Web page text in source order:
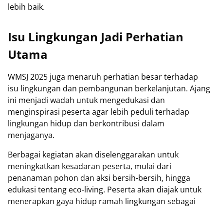
lebih baik.
Isu Lingkungan Jadi Perhatian
Utama
WMSJ 2025 juga menaruh perhatian besar terhadap
isu lingkungan dan pembangunan berkelanjutan. Ajang
ini menjadi wadah untuk mengedukasi dan
menginspirasi peserta agar lebih peduli terhadap
lingkungan hidup dan berkontribusi dalam
menjaganya.
Berbagai kegiatan akan diselenggarakan untuk
meningkatkan kesadaran peserta, mulai dari
penanaman pohon dan aksi bersih-bersih, hingga
edukasi tentang eco-living. Peserta akan diajak untuk
menerapkan gaya hidup ramah lingkungan sebagai